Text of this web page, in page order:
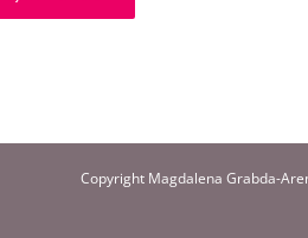
Copyright Magdalena Grabda-